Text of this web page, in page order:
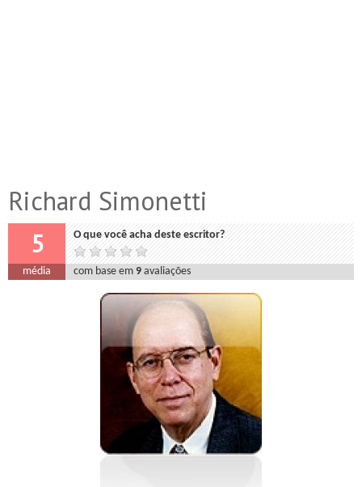
Richard Simonetti
5 O que você acha deste escritor?
média com base em9 avaliações